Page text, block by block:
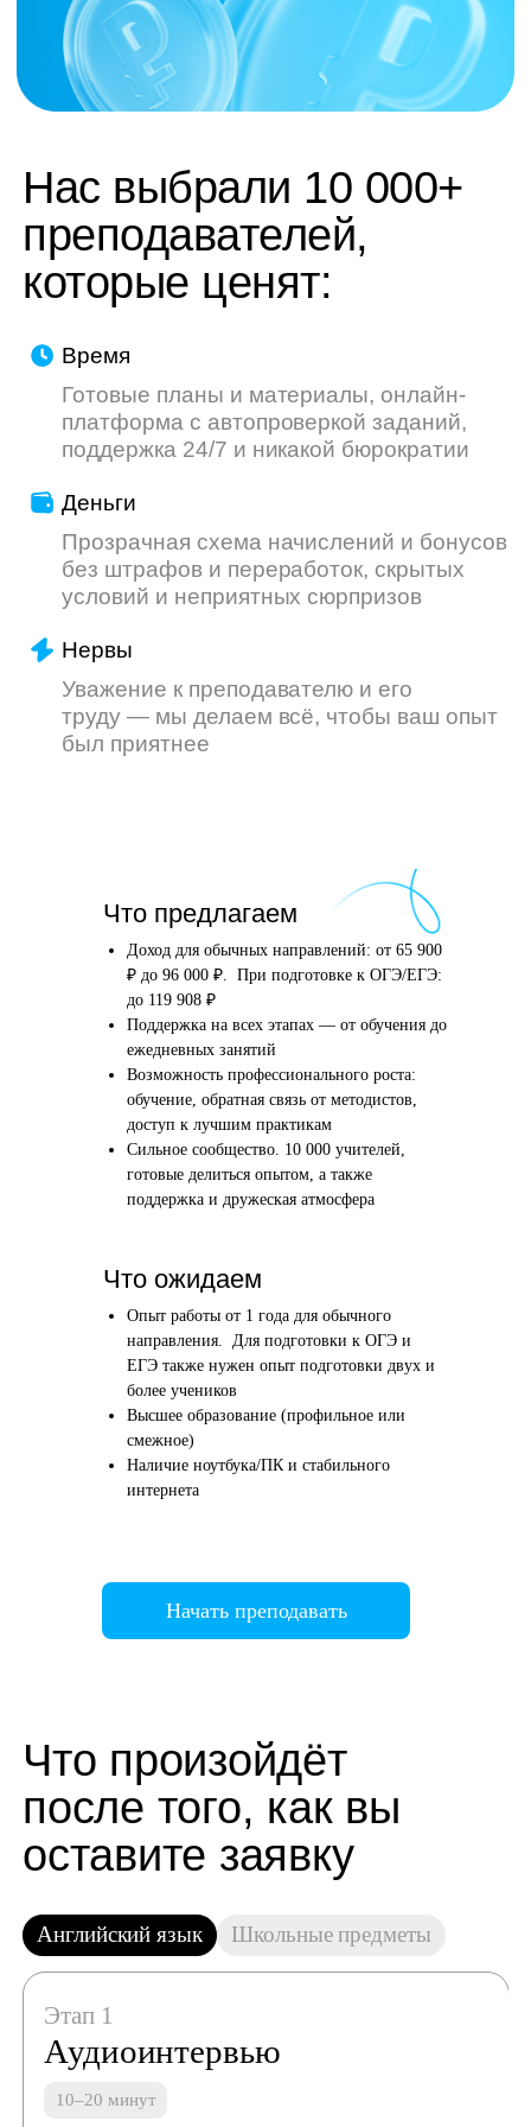
труду — мы делаем всё, чтобы ваш опыт
был приятнее
Что предлагаем
Начать преподавать
Что ожидаем
Доход для обычных направлений: от 65 900
₽ до 96 000 ₽. При подготовке к ОГЭ/ЕГЭ:
до 119 908 ₽
Поддержка на всех этапах — от обучения до
ежедневных занятий
Возможность профессионального роста:
обучение, обратная связь от методистов,
доступ к лучшим практикам
Сильное сообщество. 10 000 учителей,
готовые делиться опытом, а также
поддержка и дружеская атмосфера
Опыт работы от 1 года для обычного
направления. Для подготовки к ОГЭ и
ЕГЭ также нужен опыт подготовки двух и
более учеников
Высшее образование (профильное или
смежное)
Наличие ноутбука/ПК и стабильного
интернета
после того, как вы
оставите заявку
Английский язык Школьные предметы
Аудиоинтервью
Отвечаете по-английски на 4 вопроса
Начать преподавать